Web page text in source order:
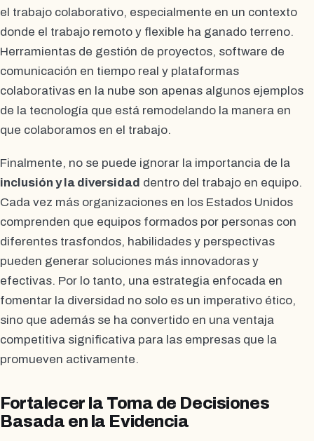
el trabajo colaborativo, especialmente en un contexto
donde el trabajo remoto y flexible ha ganado terreno.
Herramientas de gestión de proyectos, software de
comunicación en tiempo real y plataformas
colaborativas en la nube son apenas algunos ejemplos
de la tecnología que está remodelando la manera en
que colaboramos en el trabajo.
Finalmente, no se puede ignorar la importancia de la
inclusión y la diversidad dentro del trabajo en equipo.
Cada vez más organizaciones en los Estados Unidos
comprenden que equipos formados por personas con
diferentes trasfondos, habilidades y perspectivas
pueden generar soluciones más innovadoras y
efectivas. Por lo tanto, una estrategia enfocada en
fomentar la diversidad no solo es un imperativo ético,
sino que además se ha convertido en una ventaja
competitiva significativa para las empresas que la
promueven activamente.
Fortalecer la Toma de Decisiones
Basada en la Evidencia